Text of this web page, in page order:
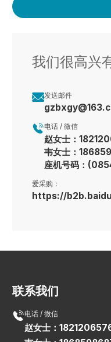
我们很高兴
发送邮件
电话 / 微信
赵女士：
韦女士：
座机号码：
爱采购：
https://
联系我们
电话 / 微信
赵女士：